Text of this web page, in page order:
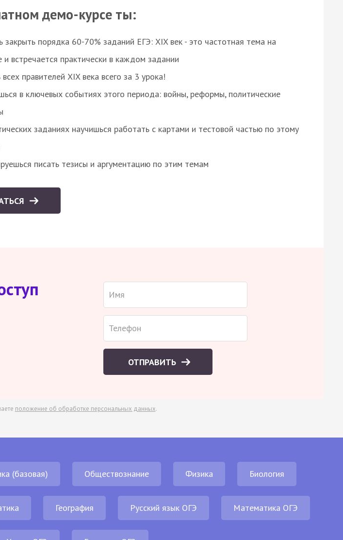
демо-курсе ты:
порядка 60-70% заданий ЕГЭ: XIX век - это частотная тема на
и встречается практически в каждом задании
правителей XIX века всего за 3 урока!
в ключевых событиях этого периода: войны, реформы, политические
заданиях научишься работать с картами и тестовой частью по этому
писать тезисы и аргументацию по этим темам
ОТПРАВИТЬ
положение об обработке персональных данных.
(базовая) Обществознание Физика Биология
География Русский язык ОГЭ Математика ОГЭ